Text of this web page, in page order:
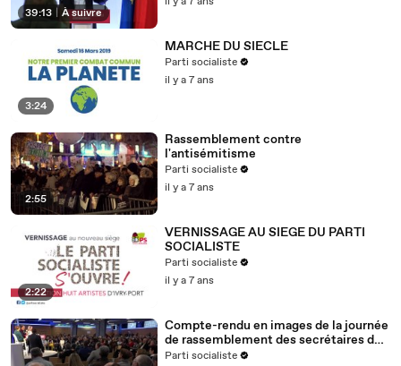
39:13 À suivre
3:24
MARCHE DU SIECLE
Parti socialiste
il y a 7 ans
2:55
Rassemblement contre
l'antisémitisme
Parti socialiste
il y a 7 ans
2:22
VERNISSAGE AU SIEGE DU PARTI
SOCIALISTE
Parti socialiste
il y a 7 ans
Compte-rendu en images de la journée
de rassemblement des secrétaires de
section (2.2.19)
Parti socialiste